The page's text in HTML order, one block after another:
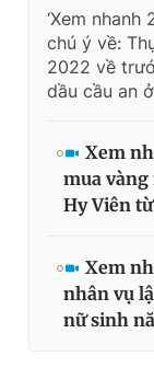
‘Xem
chú ý về:
2022 về
dầu cầu an
Xem
mua
Hy Viên
Xem
nhân vụ
nữ sinh